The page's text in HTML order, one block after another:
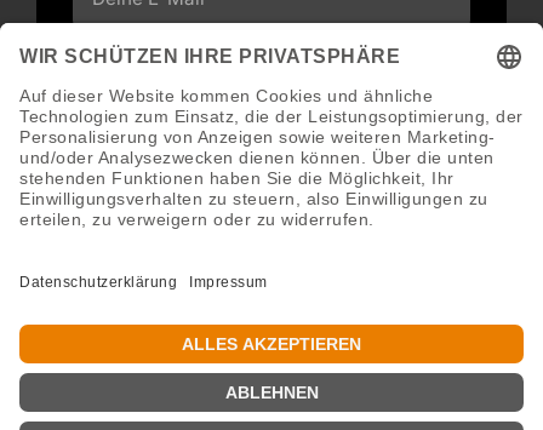
Neuigkeiten und Angebote via E-Mail
erhalten
Abonnieren
Abmeldung jederzeit möglich.
Copyright 2016 - 2026 ©GroWidesign® | Rights Reserved |